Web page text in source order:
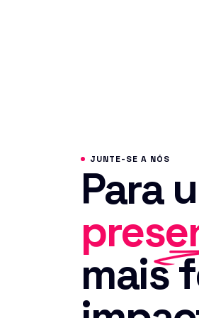
JUNTE-SE A NÓS
Para
mais